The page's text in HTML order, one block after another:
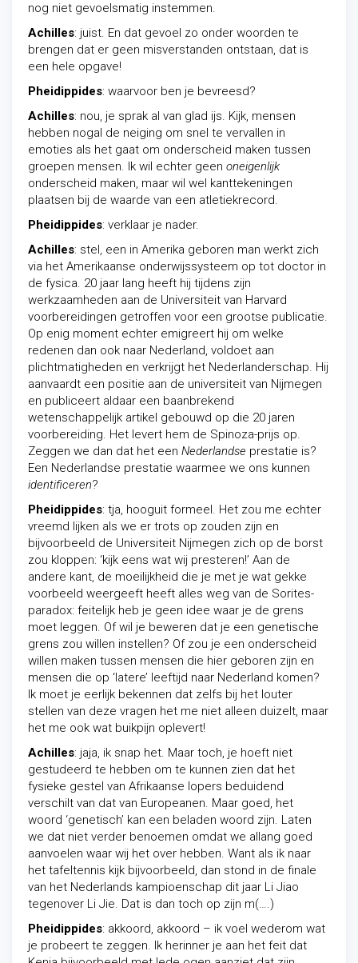
nog niet gevoelsmatig instemmen.
Achilles: juist. En dat gevoel zo onder woorden te
brengen dat er geen misverstanden ontstaan, dat is
een hele opgave!
Pheidippides: waarvoor ben je bevreesd?
Achilles: nou, je sprak al van glad ijs. Kijk, mensen
hebben nogal de neiging om snel te vervallen in
emoties als het gaat om onderscheid maken tussen
groepen mensen. Ik wil echter geen oneigenlijk
onderscheid maken, maar wil wel kanttekeningen
plaatsen bij de waarde van een atletiekrecord.
Pheidippides: verklaar je nader.
Achilles: stel, een in Amerika geboren man werkt zich
via het Amerikaanse onderwijssysteem op tot doctor in
de fysica. 20 jaar lang heeft hij tijdens zijn
werkzaamheden aan de Universiteit van Harvard
voorbereidingen getroffen voor een grootse publicatie.
Op enig moment echter emigreert hij om welke
redenen dan ook naar Nederland, voldoet aan
plichtmatigheden en verkrijgt het Nederlanderschap. Hij
aanvaardt een positie aan de universiteit van Nijmegen
en publiceert aldaar een baanbrekend
wetenschappelijk artikel gebouwd op die 20 jaren
voorbereiding. Het levert hem de Spinoza-prijs op.
Zeggen we dan dat het een Nederlandse prestatie is?
Een Nederlandse prestatie waarmee we ons kunnen
identificeren?
Pheidippides: tja, hooguit formeel. Het zou me echter
vreemd lijken als we er trots op zouden zijn en
bijvoorbeeld de Universiteit Nijmegen zich op de borst
zou kloppen: ‘kijk eens wat wij presteren!’ Aan de
andere kant, de moeilijkheid die je met je wat gekke
voorbeeld weergeeft heeft alles weg van de Sorites-
paradox: feitelijk heb je geen idee waar je de grens
moet leggen. Of wil je beweren dat je een genetische
grens zou willen instellen? Of zou je een onderscheid
willen maken tussen mensen die hier geboren zijn en
mensen die op ‘latere’ leeftijd naar Nederland komen?
Ik moet je eerlijk bekennen dat zelfs bij het louter
stellen van deze vragen het me niet alleen duizelt, maar
het me ook wat buikpijn oplevert!
Achilles: jaja, ik snap het. Maar toch, je hoeft niet
gestudeerd te hebben om te kunnen zien dat het
fysieke gestel van Afrikaanse lopers beduidend
verschilt van dat van Europeanen. Maar goed, het
woord ‘genetisch’ kan een beladen woord zijn. Laten
we dat niet verder benoemen omdat we allang goed
aanvoelen waar wij het over hebben. Want als ik naar
het tafeltennis kijk bijvoorbeeld, dan stond in de finale
van het Nederlands kampioenschap dit jaar Li Jiao
tegenover Li Jie. Dat is dan toch op zijn m(….)
Pheidippides: akkoord, akkoord – ik voel wederom wat
je probeert te zeggen. Ik herinner je aan het feit dat